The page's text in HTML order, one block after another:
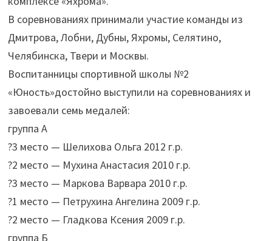
В соревнованиях принимали участие команды из
Дмитрова, Лобни, Дубны, Яхромы, Селятино,
Челябинска, Твери и Москвы.
Воспитанницы спортивной школы №2
«Юность»достойно выступили на соревнованиях и
завоевали семь медалей:
группа А
?3 место — Шелихова Ольга 2012 г.р.
?2 место — Мухина Анастасия 2010 г.р.
?3 место — Маркова Варвара 2010 г.р.
?1 место — Петрухина Ангелина 2009 г.р.
?2 место — Гладкова Ксения 2009 г.р.
группа Б